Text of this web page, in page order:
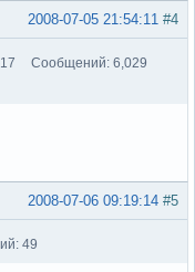
#4
2008-07-05 21:54:11
Сообщений: 6,029
#5
2008-07-06 09:19:14
49